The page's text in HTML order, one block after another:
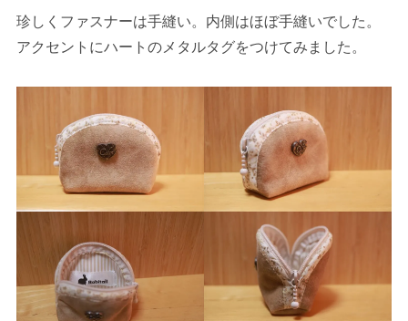
珍しくファスナーは手縫い。内側はほぼ手縫いでした。
アクセントにハートのメタルタグをつけてみました。